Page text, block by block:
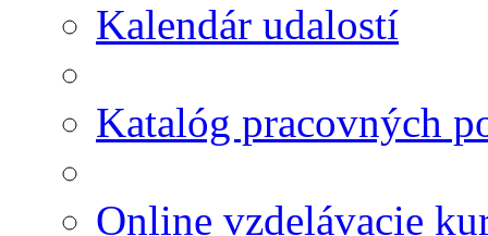
Kalendár udalostí
Katalóg pracovných
Online vzdelávacie